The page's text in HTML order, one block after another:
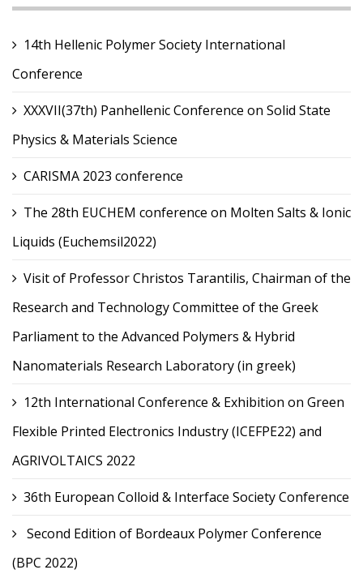
14th Hellenic Polymer Society International
Conference
XXXVII(37th) Panhellenic Conference on Solid State
Physics & Materials Science
CARISMA 2023 conference
The 28th EUCHEM conference on Molten Salts & Ionic
Liquids (Euchemsil2022)
Visit of Professor Christos Tarantilis, Chairman of the
Research and Technology Committee of the Greek
Parliament to the Advanced Polymers & Hybrid
Nanomaterials Research Laboratory (in greek)
12th International Conference & Exhibition on Green
Flexible Printed Electronics Industry (ICEFPE22) and
AGRIVOLTAICS 2022
36th European Colloid & Interface Society Conference
Second Edition of Bordeaux Polymer Conference
(BPC 2022)